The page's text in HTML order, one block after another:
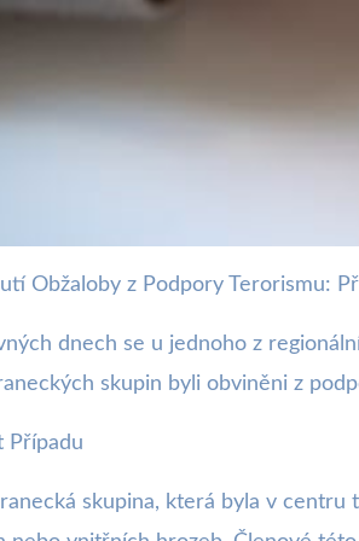
čelí
Obžaloby z Podpory Terorismu:
dnech se u jednoho z
skupin byli obviněni z
Případu
skupina, která byla v